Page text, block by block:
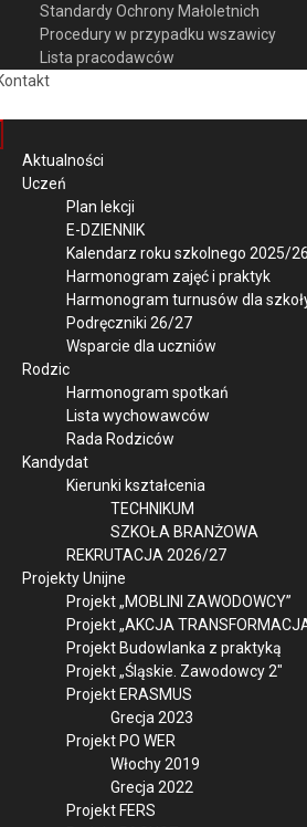
Standardy Ochrony Małoletnich
Procedury w przypadku wszawicy
Lista pracodawców
Aktualności
Uczeń
Plan lekcji
E-DZIENNIK
Kalendarz roku szkolnego 2025/26
Harmonogram zajęć i praktyk
Harmonogram turnusów dla
Podręczniki 26/27
Wsparcie dla uczniów
Rodzic
Harmonogram spotkań
Lista wychowawców
Rada Rodziców
Kandydat
Kierunki kształcenia
TECHNIKUM
SZKOŁA BRANŻOWA
REKRUTACJA 2026/27
Projekty Unijne
Projekt „MOBLINI ZAWODOWCY”
Projekt „AKCJA
Projekt Budowlanka z praktyką
Projekt „Śląskie. Zawodowcy 2″
Projekt ERASMUS
Grecja 2023
Projekt PO WER
Włochy 2019
Grecja 2022
Projekt FERS